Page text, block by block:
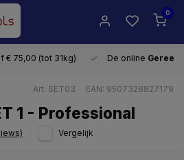
0
€ 75,00 (tot 31kg) De online
Art: SET03 EAN: 9507328827179
1 - Professional
Vergelijk